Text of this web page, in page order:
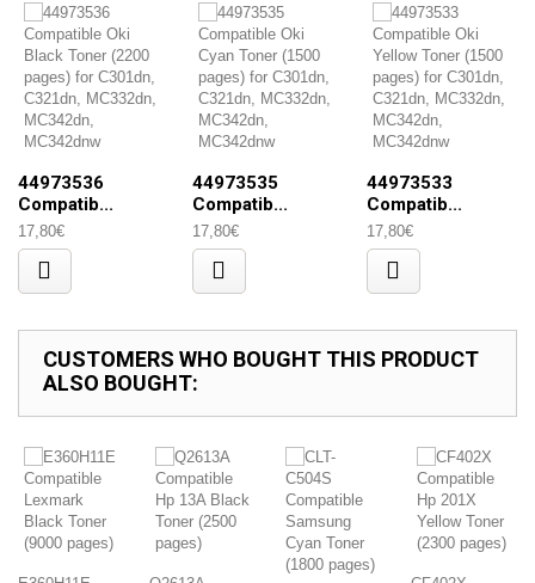
44973536
Compatib...
17,80€
44973535
Compatib...
17,80€
44973533
Compatib...
17,80€
CUSTOMERS WHO BOUGHT THIS PRODUCT
ALSO BOUGHT: